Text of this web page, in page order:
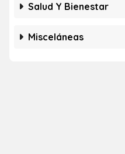
Salud Y Bienestar
Misceláneas